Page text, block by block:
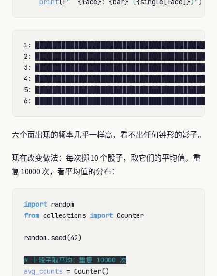
print(f" {face} : {bar} ({single[face]})"
1:
2:
3:
4:
5:
六个面出现的频率几乎一样高，看不出任何钟形的影子。
现在改变做法：每次掷 10 个骰子，取它们的平均值。重
复 10000 次，看平均值的分布：
import
from collections import Counter
random.seed(42)
#
avg_counts =